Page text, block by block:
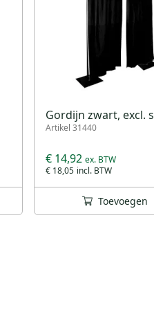
Gordijn zwart, excl.
Artikel 31440
€ 18,05
€ 14,92
Toevoegen